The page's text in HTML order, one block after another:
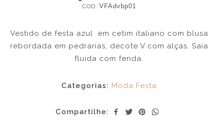
COD: VFAdvbp01
Vestido de festa azul em cetim italiano com blusa
rebordada em pedrarias, decote V com alças. Saia
fluida com fenda.
Categorias: Moda Festa
Compartilhe: